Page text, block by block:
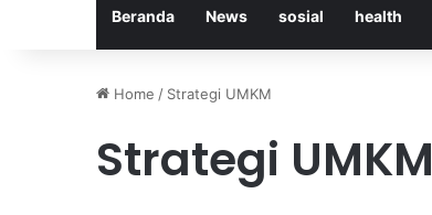
Beranda News sosial health
Home / Strategi UMKM
Strategi UMKM